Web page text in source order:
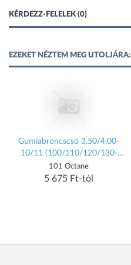
KÉRDEZZ-FELELEK (0)
EZEKET NÉZTEM MEG UTOLJÁRA:
Gumiabroncscső 3.50/4.00-
10/11 (100/110/120/130-
10/11) TR87 - szelep ferde
szögben
101 Octane
5 675 Ft-tól